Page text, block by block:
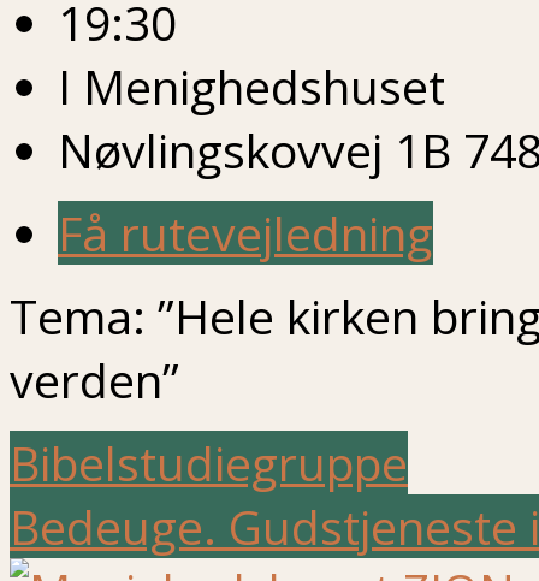
19:30
I Menighedshuset
Nøvlingskovvej 1B
Få rutevejledning
Tema: ”Hele kirken
verden”
Bibelstudiegruppe
Bedeuge. Gudstjeneste